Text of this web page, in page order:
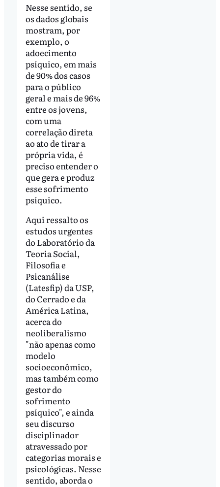
Nesse sentido, se
os dados globais
mostram, por
exemplo, o
adoecimento
psíquico, em mais
de 90% dos casos
para o público
geral e mais de 96%
entre os jovens,
com uma
correlação direta
ao ato de tirar a
própria vida, é
preciso entender o
que gera e produz
esse sofrimento
psíquico.
Aqui ressalto os
estudos urgentes
do Laboratório da
Teoria Social,
Filosofia e
Psicanálise
(Latesfip) da USP,
do Cerrado e da
América Latina,
acerca do
neoliberalismo
"não apenas como
modelo
socioeconômico,
mas também como
gestor do
sofrimento
psíquico", e ainda
seu discurso
disciplinador
atravessado por
categorias morais e
psicológicas. Nesse
sentido, aborda o